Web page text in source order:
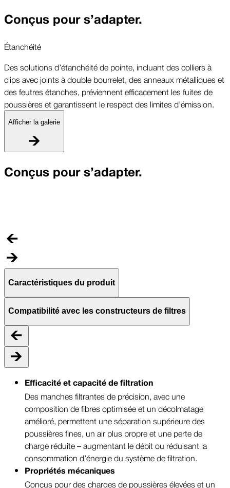
Conçus pour s’adapter.
Étanchéité
Des solutions d’étanchéité de pointe, incluant des colliers à
clips avec joints à double bourrelet, des anneaux métalliques et
des feutres étanches, préviennent efficacement les fuites de
poussières et garantissent le respect des limites d’émission.
Afficher la galerie
Conçus pour s’adapter.
Caractéristiques du produit
Compatibilité avec les constructeurs de filtres
Efficacité et capacité de filtration
Des manches filtrantes de précision, avec une
composition de fibres optimisée et un décolmatage
amélioré, permettent une séparation supérieure des
poussières fines, un air plus propre et une perte de
charge réduite – augmentant le débit ou réduisant la
consommation d’énergie du système de filtration.
Propriétés mécaniques
Conçus pour des charges de poussières élevées et un